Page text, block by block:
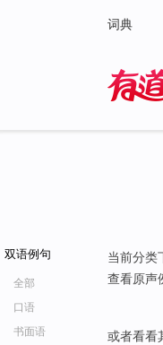
词典
双语例句
全部
口语
书面语
当前分类
查看原声
或者看看